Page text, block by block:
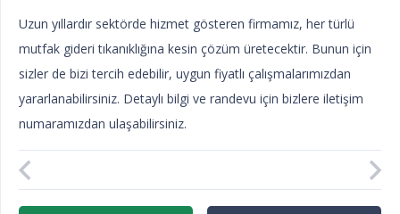
Uzun yıllardır sektörde hizmet gösteren firmamız, her türlü
mutfak gideri tıkanıklığına kesin çözüm üretecektir. Bunun için
sizler de bizi tercih edebilir, uygun fiyatlı çalışmalarımızdan
yararlanabilirsiniz. Detaylı bilgi ve randevu için bizlere iletişim
numaramızdan ulaşabilirsiniz.